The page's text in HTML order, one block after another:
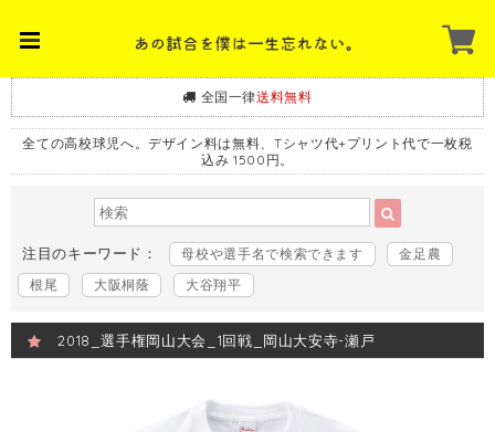
全国一律送料無料
全ての高校球児へ。デザイン料は無料、Tシャツ代+プリント代で一枚税
込み 1500円。
注目のキーワード： 母校や選手名で検索できます
金足農
根尾
大阪桐蔭 大谷翔平
2018_選手権岡山大会_1回戦_岡山大安寺-瀬戸